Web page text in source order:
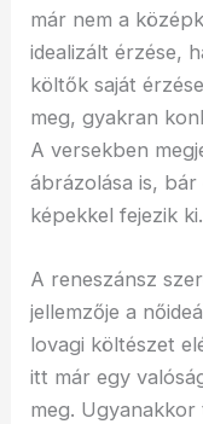
már nem a
idealizált érzése,
költők saját
meg, gyakran
A versekben
ábrázolása is,
képekkel fejezik ki.
A reneszánsz
jellemzője a
lovagi költészet
itt már egy
meg.